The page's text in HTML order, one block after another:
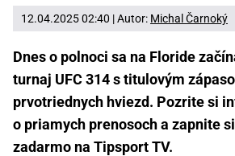
12.04.2025 02:40 | Autor: Michal Čarnoký
Dnes o polnoci sa na Floride
turnaj UFC 314 s titulovým
prvotriednych hviezd. Pozrite si
o priamych prenosoch a zapnite
zadarmo na Tipsport TV.